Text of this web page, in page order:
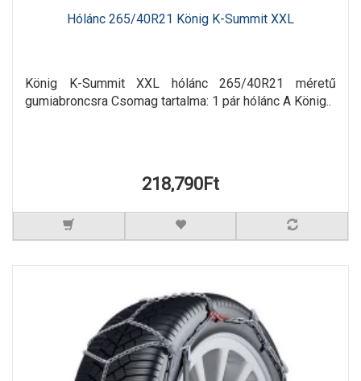
Hólánc 265/40R21 König K-Summit XXL
König K-Summit XXL hólánc 265/40R21 méretű
gumiabroncsra Csomag tartalma: 1 pár hólánc A König..
218,790Ft